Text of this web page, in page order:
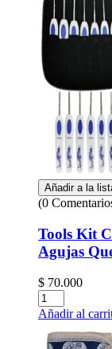
Añadir a la
(0
Tools Kit
Agujas
$ 70.000
Cantidad:
Añadir al